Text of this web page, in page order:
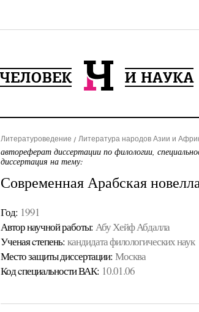
Литературоведение Литература народов Азии и
автореферат диссертации по филологии,
диссертация на тему:
Современная Арабская
Год: 1991
Автор научной работы: Абу Хейф Абдалла
Ученая cтепень: кандидата филологических наук
Место защиты диссертации: Москва
Код cпециальности ВАК: 10.01.06